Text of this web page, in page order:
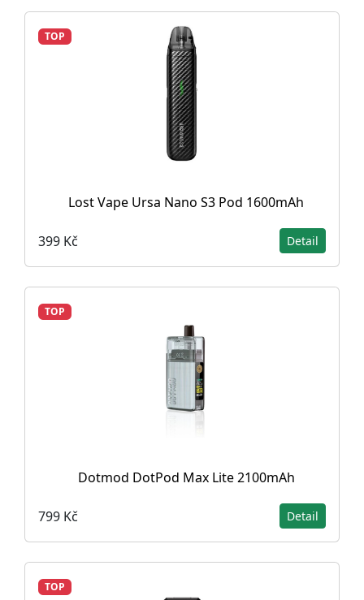
TOP
Lost Vape Ursa Nano S3 Pod 1600mAh
399 Kč Detail
TOP
Dotmod DotPod Max Lite 2100mAh
799 Kč Detail
TOP